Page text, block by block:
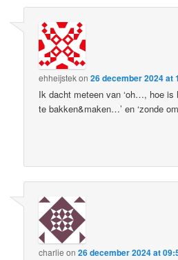
ehheijstekon26 december 2024 at
Ik dacht meteen van ‘oh…, hoe is
te bakken&maken…’ en ‘zonde
charlie on26 december 2024 at